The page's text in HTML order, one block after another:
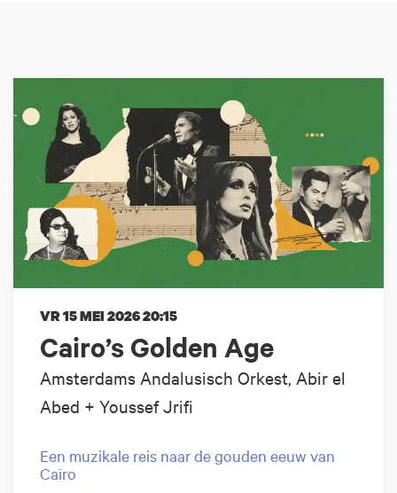
Cairo’s Golden Age
Amsterdams Andalusisch Orkest, Abir el
Abed + Youssef Jrifi
VR 15 MEI 202620:15
Een muzikale reis naar de gouden eeuw van
Caïro